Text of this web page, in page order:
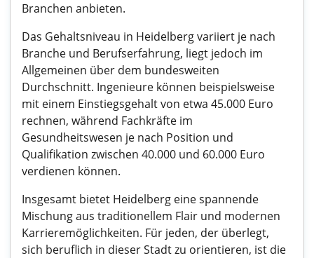
Branchen anbieten.
Das Gehaltsniveau in Heidelberg variiert je nach
Branche und Berufserfahrung, liegt jedoch im
Allgemeinen über dem bundesweiten
Durchschnitt. Ingenieure können beispielsweise
mit einem Einstiegsgehalt von etwa 45.000 Euro
rechnen, während Fachkräfte im
Gesundheitswesen je nach Position und
Qualifikation zwischen 40.000 und 60.000 Euro
verdienen können.
Insgesamt bietet Heidelberg eine spannende
Mischung aus traditionellem Flair und modernen
Karrieremöglichkeiten. Für jeden, der überlegt,
sich beruflich in dieser Stadt zu orientieren, ist die